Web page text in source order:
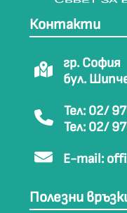
Контакти
гр. София
бул.
Тел: 02/
Тел: 02/
E-mail:
Полезни